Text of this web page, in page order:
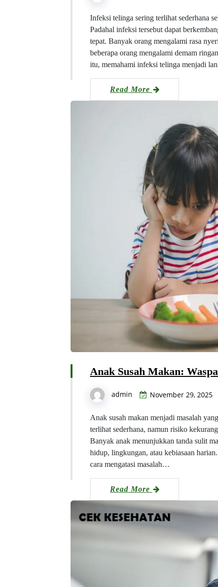
Infeksi telinga sering terlihat sederhana
Padahal infeksi tersebut dapat
tepat. Banyak orang mengalami rasa
beberapa orang mengalami demam
itu, memahami infeksi telinga menjadi
Read More
Anak Susah Makan:
admin November 29, 2025
Anak susah makan menjadi masalah
terlihat sederhana, namun risiko
Banyak anak menunjukkan tanda sulit
hidup, lingkungan, atau kebiasaan
cara mengatasi masalah…
Read More